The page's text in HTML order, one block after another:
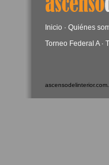
Inicio · Quiénes
Torneo Federal A·